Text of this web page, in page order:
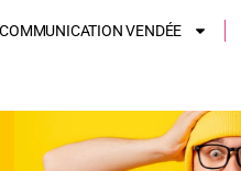
VENDÉE